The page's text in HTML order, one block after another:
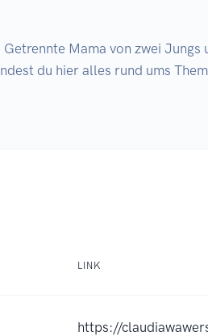
Getrennte Mama von zwei
du hier alles rund ums
LINK
https://